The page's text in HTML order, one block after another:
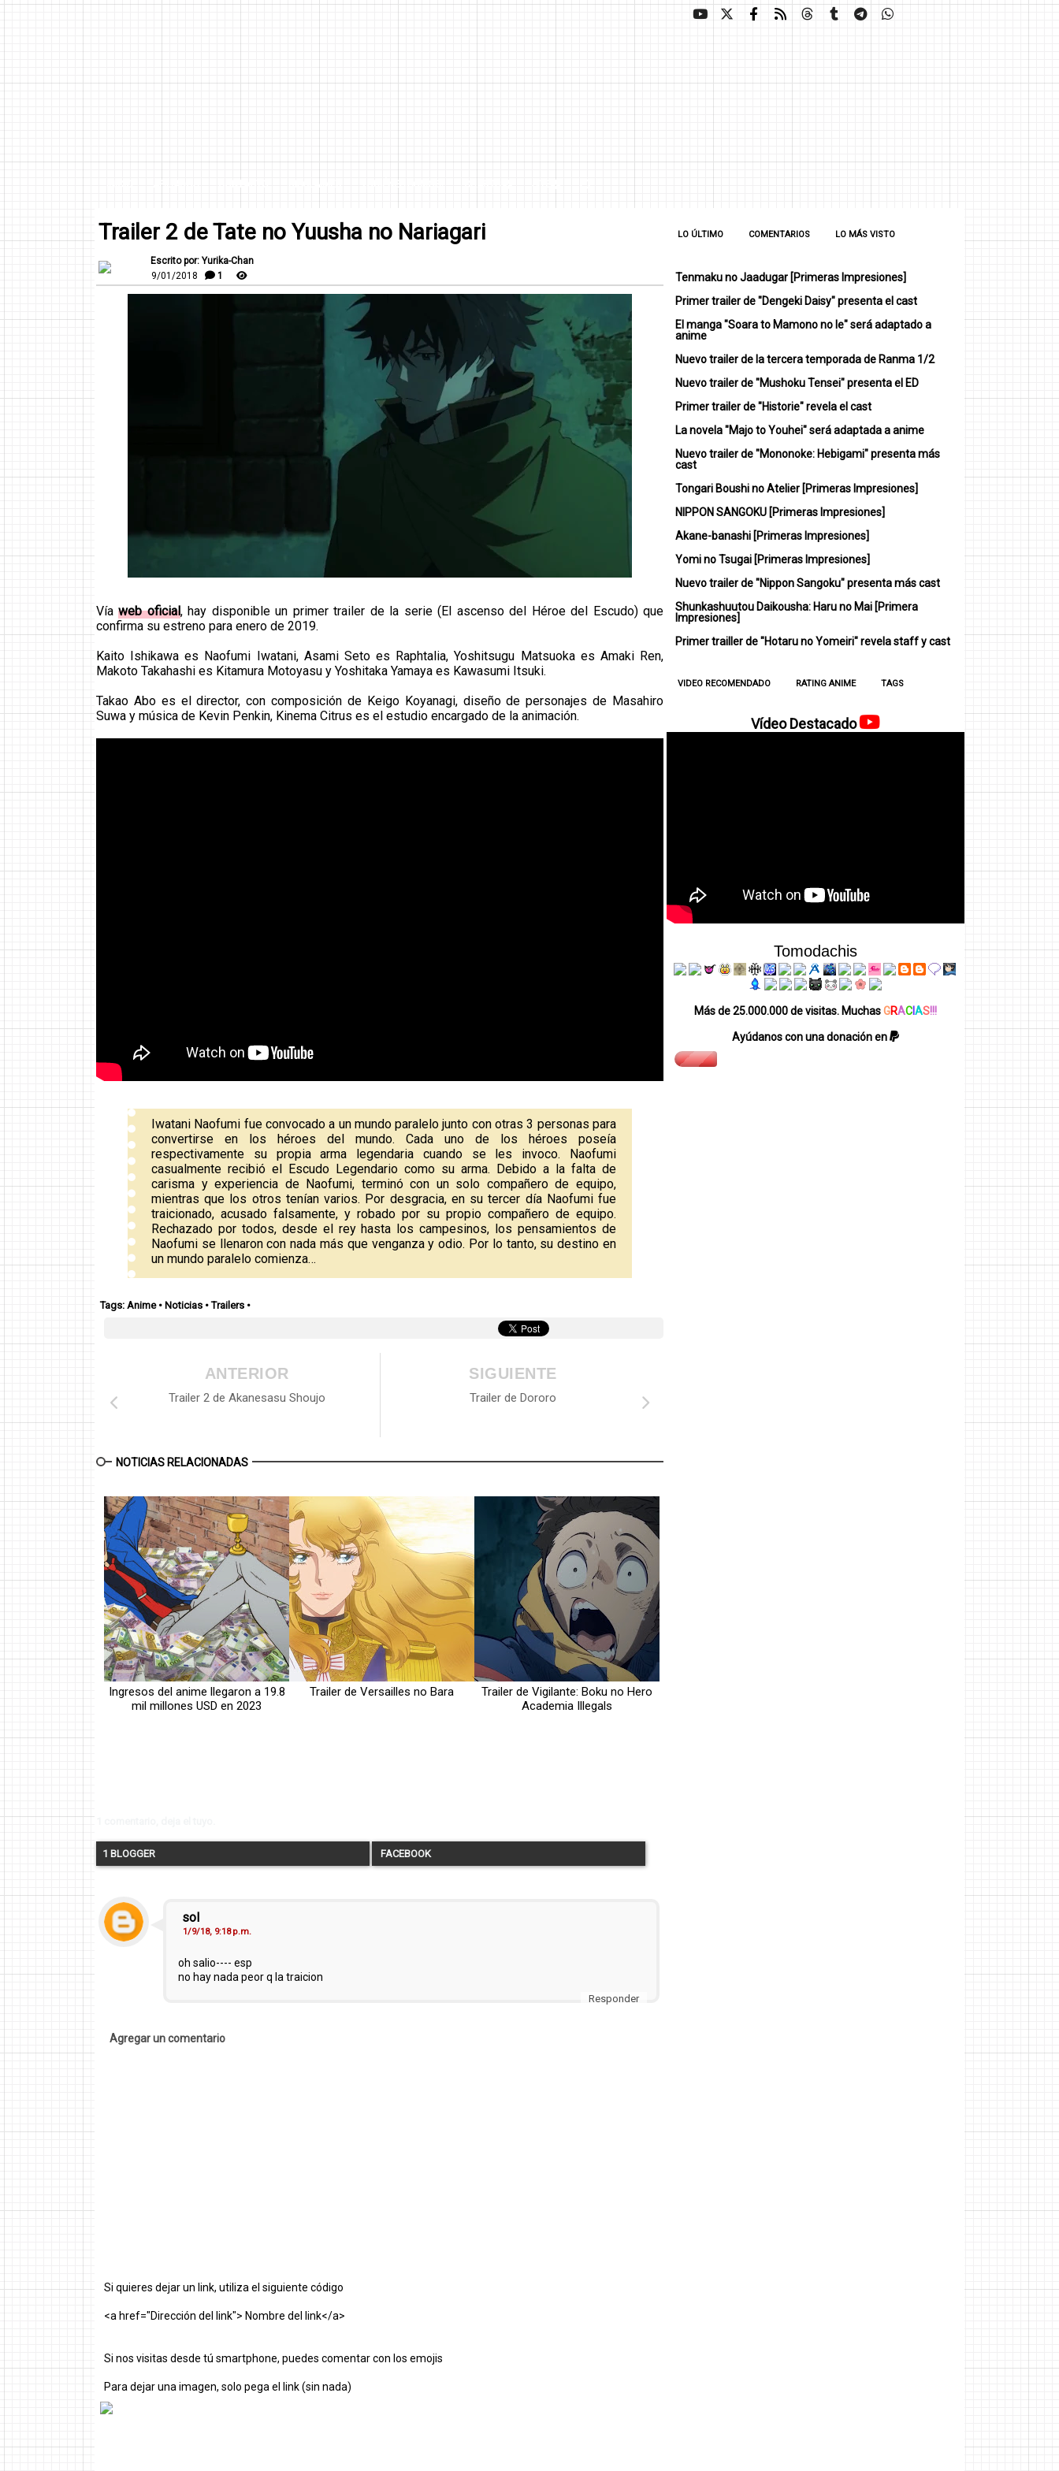
AFILIADOS DISCLAIMER ¿QUIÉNES SOMOS?
Trailer 2 de Tate no Yuusha no Nariagari
Escrito por: Yurika-Chan
9/01/2018
1
Víaweb oficial, hay disponible un primer trailer de la serie (El ascenso del Héroe del Escudo) que
confirma su estreno para enero de 2019.
Kaito Ishikawa es Naofumi Iwatani, Asami Seto es Raphtalia, Yoshitsugu Matsuoka es Amaki Ren,
Makoto Takahashi es Kitamura Motoyasu y Yoshitaka Yamaya es Kawasumi Itsuki.
Takao Abo es el director, con composición de Keigo Koyanagi, diseño de personajes de Masahiro
Suwa y música de Kevin Penkin, Kinema Citrus es el estudio encargado de la animación.
Iwatani Naofumi fue convocado a un mundo paralelo junto con otras 3 personas para
convertirse en los héroes del mundo. Cada uno de los héroes poseía
respectivamente su propia arma legendaria cuando se les invoco. Naofumi
casualmente recibió el Escudo Legendario como su arma. Debido a la falta de
carisma y experiencia de Naofumi, terminó con un solo compañero de equipo,
mientras que los otros tenían varios. Por desgracia, en su tercer día Naofumi fue
traicionado, acusado falsamente, y robado por su propio compañero de equipo.
Rechazado por todos, desde el rey hasta los campesinos, los pensamientos de
Naofumi se llenaron con nada más que venganza y odio. Por lo tanto, su destino en
un mundo paralelo comienza…
Tags: Anime• Noticias •Trailers •
SIGUIENTE
Trailer de Dororo
ANTERIOR
Trailer 2 de Akanesasu Shoujo
NOTICIAS RELACIONADAS
Ingresos del anime llegaron a 19.8
mil millones USD en 2023
Trailer de Versailles no Bara
Trailer de Vigilante: Boku no Hero
Academia Illegals
1 BLOGGER FACEBOOK
sol
1/9/18, 9:18 p.m.
oh salio---- esp
no hay nada peor q la traicion
Responder
Agregar un comentario
Si quieres dejar un link, utiliza el siguiente código
<a href="Dirección del link"> Nombre del link</a>
Si nos visitas desde tú smartphone, puedes comentar con los emojis
Para dejar una imagen, solo pega el link (sin nada)
LO ÚLTIMO COMENTARIOS LO MÁS VISTO
Tenmaku no Jaadugar [Primeras Impresiones]
Primer trailer de "Dengeki Daisy" presenta el cast
El manga "Soara to Mamono no Ie" será adaptado a
anime
Nuevo trailer de la tercera temporada de Ranma 1/2
Nuevo trailer de "Mushoku Tensei" presenta el ED
Primer trailer de "Historie" revela el cast
La novela "Majo to Youhei" será adaptada a anime
Nuevo trailer de "Mononoke: Hebigami" presenta más
cast
Tongari Boushi no Atelier [Primeras Impresiones]
NIPPON SANGOKU [Primeras Impresiones]
Akane-banashi [Primeras Impresiones]
Yomi no Tsugai [Primeras Impresiones]
Nuevo trailer de "Nippon Sangoku" presenta más cast
Shunkashuutou Daikousha: Haru no Mai [Primera
Impresiones]
Primer trailler de "Hotaru no Yomeiri" revela staff y cast
VIDEO RECOMENDADO RATING ANIME TAGS
Vídeo Destacado
Tomodachis
Más de 25.000.000 de visitas. MuchasGRACAS!!!
Ayúdanos con una donación en